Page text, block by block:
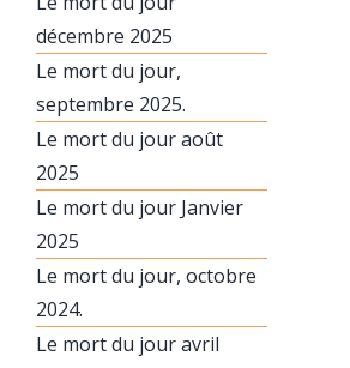
décembre 2025
Le mort du jour,
septembre 2025.
Le mort du jour août
2025
Le mort du jour Janvier
2025
Le mort du jour, octobre
2024.
Le mort du jour avril